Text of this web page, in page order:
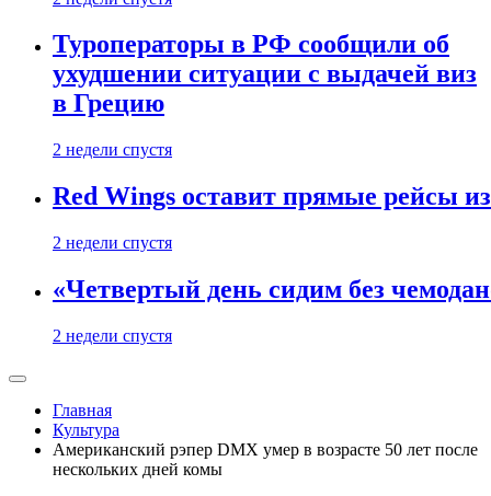
Туроператоры в РФ сообщили об
ухудшении ситуации с выдачей виз
в Грецию
2 недели спустя
Red Wings оставит прямые рейсы
2 недели спустя
«Четвертый день сидим без
2 недели спустя
Главная
Культура
Американский рэпер DMX умер в возрасте 50 лет после
нескольких дней комы